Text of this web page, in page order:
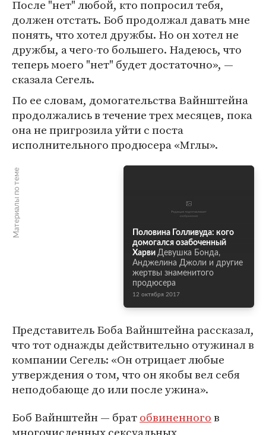
После "нет" любой, кто попросил тебя,
должен отстать. Боб продолжал давать мне
понять, что хотел дружбы. Но он хотел не
дружбы, а чего-то большего. Надеюсь, что
теперь моего "нет" будет достаточно», —
сказала Сегель.
По ее словам, домогательства Вайнштейна
продолжались в течение трех месяцев, пока
она не пригрозила уйти с поста
исполнительного продюсера «Мглы».
Материалы по теме
Половина Голливуда: кого
домогался озабоченный
Харви Девушка Бонда,
Анджелина Джоли и другие
жертвы знаменитого
продюсера
12 октября 2017
Представитель Боба Вайнштейна рассказал,
что тот однажды действительно отужинал в
компании Сегель: «Он отрицает любые
утверждения о том, что он якобы вел себя
неподобающе до или после ужина».
Боб Вайнштейн — братобвиненногов